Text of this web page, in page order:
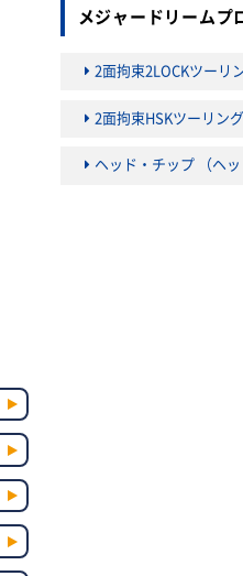
メジャードリーム
2面拘束2LOCKツーリ
2面拘束HSKツーリン
ヘッド・チップ （ヘ